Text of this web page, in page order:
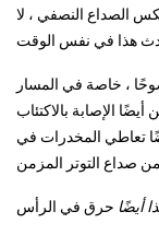
الصداع النصفي ، لا
، خاصة في المسار
الإصابة بالاكتئاب
تعاطي المخدرات في
أيضًا حرق في الرأس